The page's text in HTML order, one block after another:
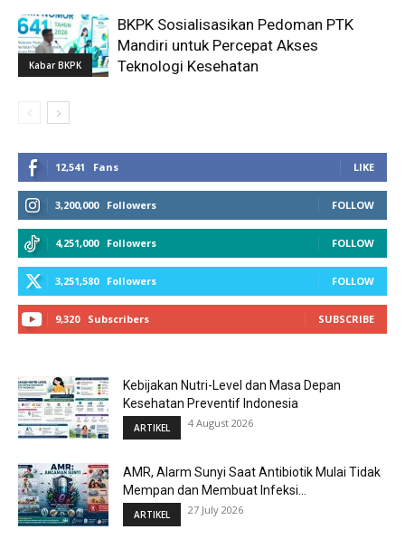
Kabar BKPK
BKPK Sosialisasikan Pedoman PTK
Mandiri untuk Percepat Akses
Teknologi Kesehatan
12,541 Fans LIKE
3,200,000 Followers FOLLOW
4,251,000 Followers FOLLOW
3,251,580 Followers FOLLOW
9,320 Subscribers SUBSCRIBE
Kebijakan Nutri-Level dan Masa Depan
Kesehatan Preventif Indonesia
ARTIKEL 4 August 2026
AMR, Alarm Sunyi Saat Antibiotik Mulai Tidak
Mempan dan Membuat Infeksi...
ARTIKEL 27 July 2026